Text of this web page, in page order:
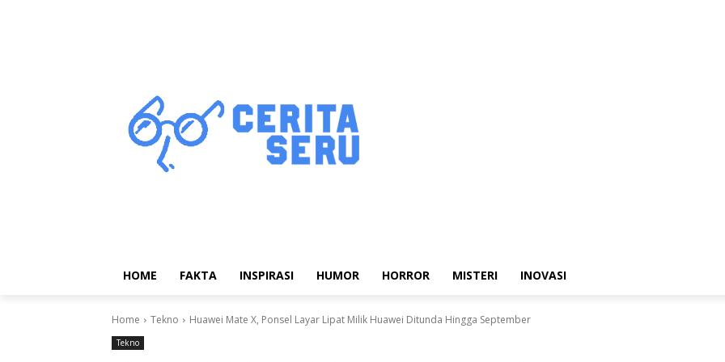
HOME FAKTA INSPIRASI HUMOR HORROR MISTERI INOVASI
Home Tekno Huawei Mate X, Ponsel Layar Lipat Milik Huawei Ditunda Hingga September
Tekno